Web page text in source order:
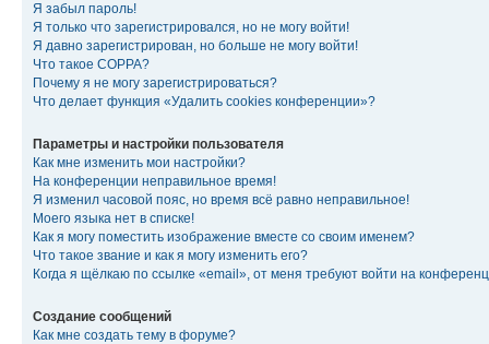
Я забыл пароль!
Я только что зарегистрировался, но не могу войти!
Я давно зарегистрирован, но больше не могу войти!
Что такое COPPA?
Почему я не могу зарегистрироваться?
Что делает функция «Удалить cookies конференции»?
Параметры и настройки пользователя
Как мне изменить мои настройки?
На конференции неправильное время!
Я изменил часовой пояс, но время всё равно неправильное!
Моего языка нет в списке!
Как я могу поместить изображение вместе со своим именем?
Что такое звание и как я могу изменить его?
Когда я щёлкаю по ссылке «email», от меня требуют войти на
Создание сообщений
Как мне создать тему в форуме?